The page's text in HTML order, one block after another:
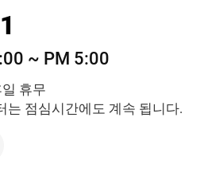
~ PM 5:00
휴무
는 점심시간에도 계속 됩니다.